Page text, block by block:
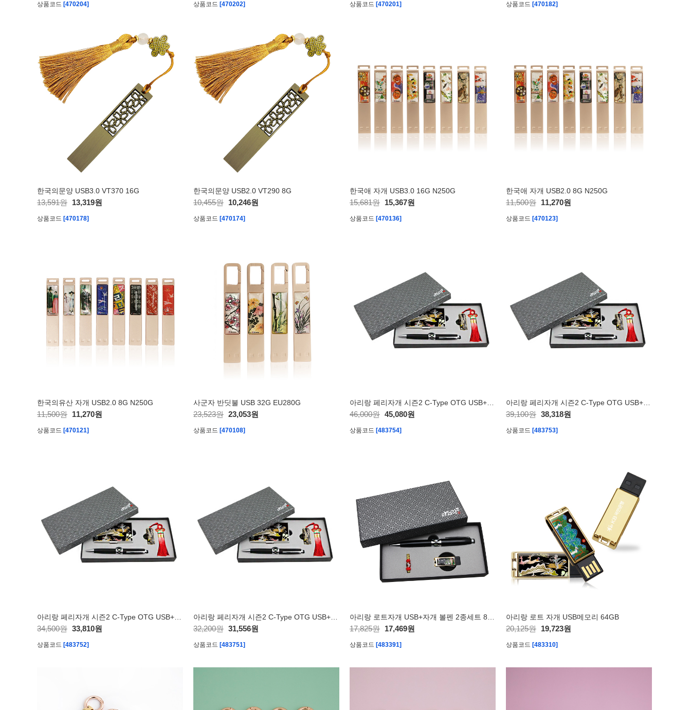
상품코드 [470204] 상품코드 [470202] 상품코드 [470201] 상품코드 [470182]
한국의문양 USB3.0 VT370 16G
13,591원 13,319원
상품코드 [470178]
한국의문양 USB2.0 VT290 8G
10,455원 10,246원
상품코드 [470174]
한국애 자개 USB3.0 16G N250G
15,681원 15,367원
상품코드 [470136]
한국애 자개 USB2.0 8G N250G
11,500원 11,270원
상품코드 [470123]
한국의유산 자개 USB2.0 8G N250G
11,500원 11,270원
상품코드 [470121]
사군자 반딧불 USB 32G EU280G
23,523원 23,053원
상품코드 [470108]
46,000원 45,080원
상품코드 [483754]
39,100원 38,318원
상품코드 [483753]
34,500원 33,810원
상품코드 [483752]
32,200원 31,556원
상품코드 [483751]
17,825원 17,469원
상품코드 [483391]
아리랑 로트 자개 USB메모리 64GB
20,125원 19,723원
상품코드 [483310]